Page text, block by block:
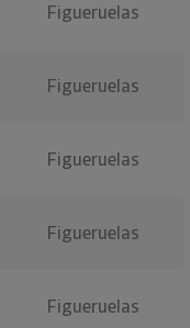
Figueruelas
Figueruelas
Figueruelas
Figueruelas
Figueruelas